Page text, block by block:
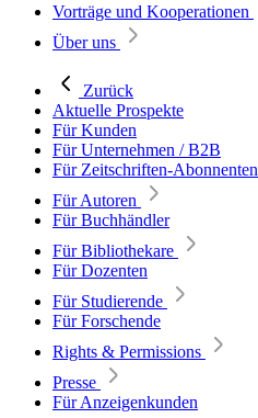
Vorträge und Kooperationen
Über uns
Zurück
Aktuelle Prospekte
Für Kunden
Für Unternehmen / B2B
Für Zeitschriften-Abonnenten
Für Autoren
Für Buchhändler
Für Bibliothekare
Für Dozenten
Für Studierende
Für Forschende
Rights & Permissions
Presse
Für Anzeigenkunden